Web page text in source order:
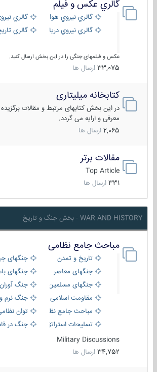
گالري عكس و فيلم
گالري نيروي هوايي
گالري
گالري نيروي دريايي
گالري
عکس و فیلمهای جنگی را در این بخش ارسال کنید.
33,075 ارسال ها
کتابخانه میلیتاری
در این بخش کتابهای مرتبط و مقالات برگزیده
معرفی و ارایه می گردد.
2,065 ارسال ها
مقالات برتر
Top Article
331 ارسال ها
WAR AND HISTORY - بخش جنگ و تاریخ
مباحث جامع نظامی
تاریخ و تمدن
جنگهای
جنگهای معاصر
جنگهای
جنگهای مسلمین
جنگ آوران
مقاومت اسلامی
جنگ نرم و
مباحث جامع نظامی
توان نظامی
تسلیحات استراتژیک
جنگ در قاب
Military Discussions
34,752 ارسال ها